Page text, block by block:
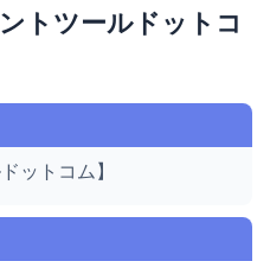
トツールドットコ
ットコム】